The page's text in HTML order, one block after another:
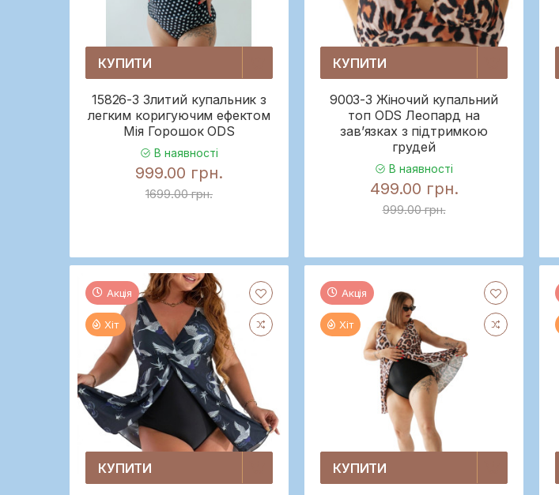
КУПИТИ
15826-3 Злитий купальник з
легким коригуючим ефектом
Мія Горошок ODS
В наявності
999.00 грн.
1699.00 грн.
КУПИТИ
9003-3 Жіночий купальний
топ ODS Леопард на
зав’язках з підтримкою
грудей
В наявності
499.00 грн.
999.00 грн.
Акція
Хіт
КУПИТИ
Акція
Хіт
КУПИТИ